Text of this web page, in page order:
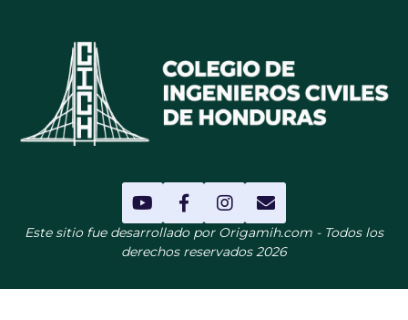
Este sitio fue desarrollado por Origamih.com - Todos los
derechos reservados 2026